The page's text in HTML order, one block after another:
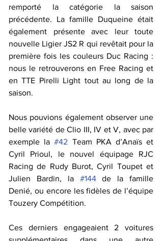
remporté la catégorie la saison
précédente. La famille Duqueine était
également présente avec leur toute
nouvelle Ligier JS2 R qui revêtait pour la
première fois les couleurs Duc Racing :
nous le retrouverons en Free Racing et
en TTE Pirelli Light tout au long de la
saison.
Nous pouvions également observer une
belle variété de Clio III, IV et V, avec par
exemple la #42 Team PKA d’Anaïs et
Cyril Prioul, le nouvel équipage RJC
Racing de Rudy Burot, Cyril Toupet et
Julien Bardin, la #144 de la famille
Denié, ou encore les fidèles de l’équipe
Touzery Compétition.
Ces derniers engageaient 2 voitures